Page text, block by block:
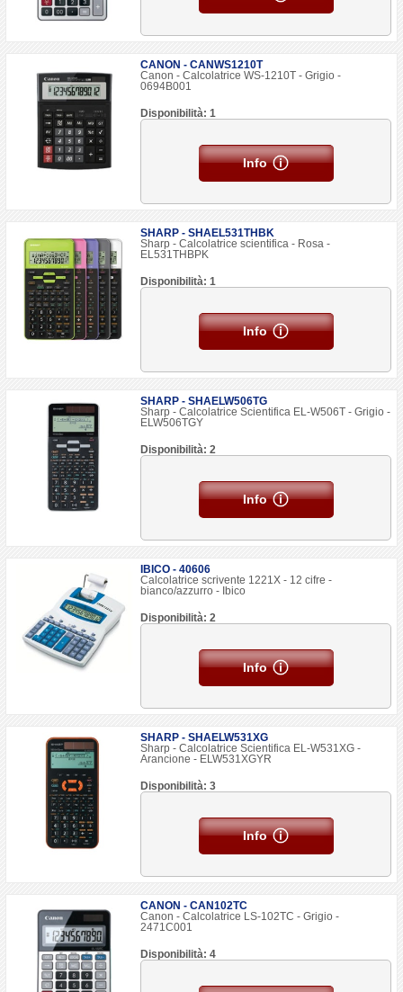
CANON - CANWS1210T
Canon - Calcolatrice WS-1210T - Grigio -
0694B001
Disponibilità: 1
Info
SHARP - SHAEL531THBK
Sharp - Calcolatrice scientifica - Rosa -
EL531THBPK
Disponibilità: 1
Info
SHARP - SHAELW506TG
Sharp - Calcolatrice Scientifica EL-W506T - Grigio -
ELW506TGY
Disponibilità: 2
Info
IBICO - 40606
Calcolatrice scrivente 1221X - 12 cifre -
bianco/azzurro - Ibico
Disponibilità: 2
Info
SHARP - SHAELW531XG
Sharp - Calcolatrice Scientifica EL-W531XG -
Arancione - ELW531XGYR
Disponibilità: 3
Info
CANON - CAN102TC
Canon - Calcolatrice LS-102TC - Grigio -
2471C001
Disponibilità: 4